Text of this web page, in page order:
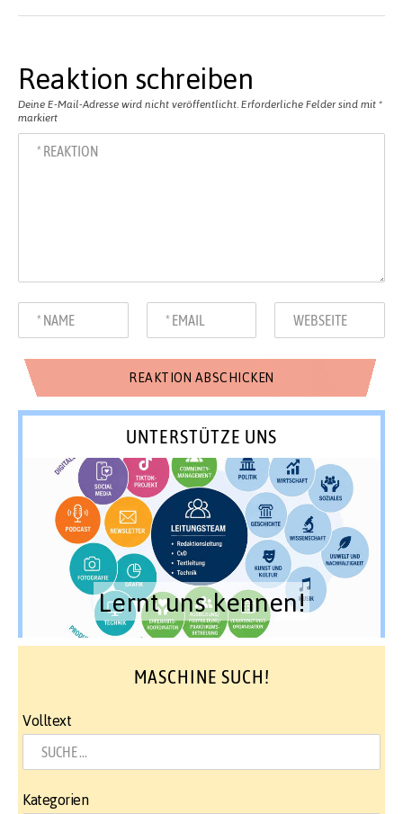
Reaktion schreiben
Deine E-Mail-Adresse wird nicht veröffentlicht. Erforderliche Felder sind mit *
markiert
UNTERSTÜTZE UNS
Lernt uns kennen!
MASCHINE SUCH!
Volltext
Kategorien